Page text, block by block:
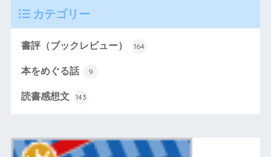
カテゴリー
書評（ブックレビュー） 164
本をめぐる話 9
読書感想文 143